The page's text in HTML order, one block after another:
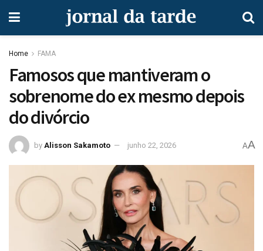
Home FAMA
Famosos que mantiveram o
sobrenome do ex mesmo depois
do divórcio
by Alisson Sakamoto junho 22, 2026 AA